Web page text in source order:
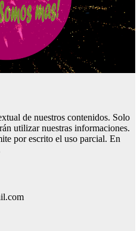
de nuestros contenidos. Solo
utilizar nuestras informaciones.
por escrito el uso parcial. En